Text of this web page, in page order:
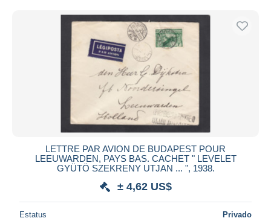
LETTRE PAR AVION DE BUDAPEST POUR
LEEUWARDEN, PAYS BAS. CACHET " LEVELET
GYÜTÖ SZEKRENY UTJAN ... ", 1938.
± 4,62 US$
Estatus Privado